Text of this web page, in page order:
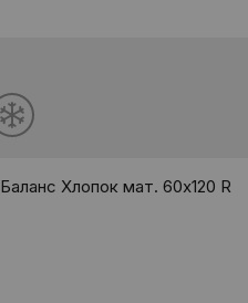
Баланс Хлопок мат. 60x120 R